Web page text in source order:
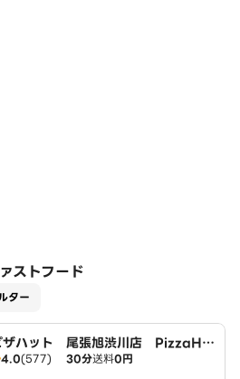
ストフード
ター
ザハット 尾張旭渋川店 PizzaHu
4.0(577) 30分送料0円